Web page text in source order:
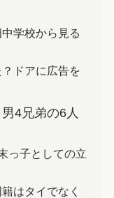
学校から見る
ドアに広告を
4兄弟の6人
っ子としての立
はタイでなく